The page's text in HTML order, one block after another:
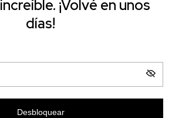
¡Volvé en unos
días!
Desbloquear